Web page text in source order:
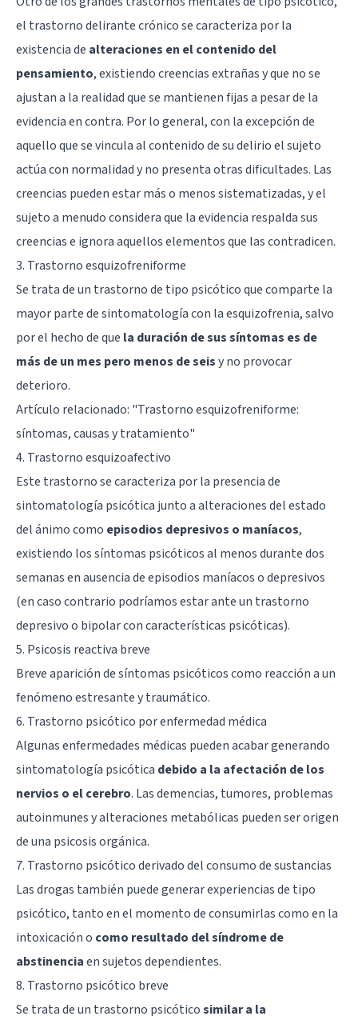
el trastorno delirante crónico se caracteriza por la
existencia de alteraciones en el contenido del
pensamiento, existiendo creencias extrañas y que no se
ajustan a la realidad que se mantienen fijas a pesar de la
evidencia en contra. Por lo general, con la excepción de
aquello que se vincula al contenido de su delirio el sujeto
actúa con normalidad y no presenta otras dificultades. Las
creencias pueden estar más o menos sistematizadas, y el
sujeto a menudo considera que la evidencia respalda sus
creencias e ignora aquellos elementos que las contradicen.
3. Trastorno esquizofreniforme
Se trata de un trastorno de tipo psicótico que comparte la
mayor parte de sintomatología con la esquizofrenia, salvo
por el hecho de que la duración de sus síntomas es de
más de un mes pero menos de seisy no provocar
deterioro.
Artículo relacionado: "Trastorno esquizofreniforme:
síntomas, causas y tratamiento"
4. Trastorno esquizoafectivo
Este trastorno se caracteriza por la presencia de
sintomatología psicótica junto a alteraciones del estado
del ánimo como episodios depresivos o maníacos,
existiendo los síntomas psicóticos al menos durante dos
semanas en ausencia de episodios maníacos o depresivos
(en caso contrario podríamos estar ante un trastorno
depresivo o bipolar con características psicóticas).
5. Psicosis reactiva breve
Breve aparición de síntomas psicóticos como reacción a un
fenómeno estresante y traumático.
6. Trastorno psicótico por enfermedad médica
Algunas enfermedades médicas pueden acabar generando
sintomatología psicótica debido a la afectación de los
nervios o el cerebro. Las demencias, tumores, problemas
autoinmunes y alteraciones metabólicas pueden ser origen
de una psicosis orgánica.
7. Trastorno psicótico derivado del consumo de sustancias
Las drogas también puede generar experiencias de tipo
psicótico, tanto en el momento de consumirlas como en la
intoxicación o como resultado del síndrome de
abstinenciaen sujetos dependientes.
8. Trastorno psicótico breve
Se trata de un trastorno psicóticosimilar a la